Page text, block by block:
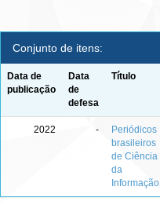
Conjunto de itens:
Data de
publicação
Data
de
defesa
Título
2022 -
Periódicos
brasileiros
de Ciência
da
Informação